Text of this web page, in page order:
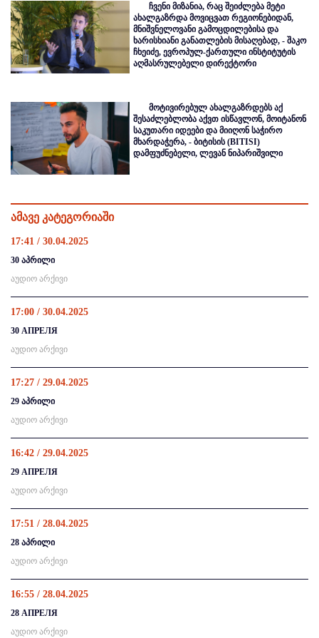
ჩვენი მიზანია, რაც შეიძლება მეტი
ახალგაზრდა მოვიცვათ რეგიონებიდან,
მნიშვნელოვანი გამოცდილებისა და
ხარისხიანი განათლების მისაღებად, - შაკო
ჩხეიძე, ევროპულ-ქართული ინსტიტუტის
აღმასრულებელი დირექტორი
მოტივირებულ ახალგაზრდებს აქ
შესაძლებლობა აქვთ ისწავლონ, მოიტანონ
საკუთარი იდეები და მიიღონ საჭირო
მხარდაჭერა, - ბიტისის (BITISI)
დამფუძნებელი, ლევან ნიპარიშვილი
ამავე კატეგორიაში
17:41 / 30.04.2025
30 აპრილი
აუდიო არქივი
17:00 / 30.04.2025
30 АПРЕЛЯ
აუდიო არქივი
17:27 / 29.04.2025
29 აპრილი
აუდიო არქივი
16:42 / 29.04.2025
29 АПРЕЛЯ
აუდიო არქივი
17:51 / 28.04.2025
28 აპრილი
აუდიო არქივი
16:55 / 28.04.2025
28 АПРЕЛЯ
აუდიო არქივი